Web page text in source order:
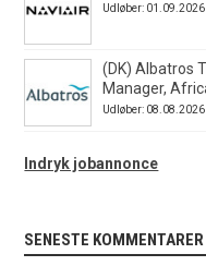
Udløber: 01.09.2026
(DK) Albatros
Manager,
Udløber: 08.08.2026
Indryk jobannonce
SENESTE KOMMENTARER